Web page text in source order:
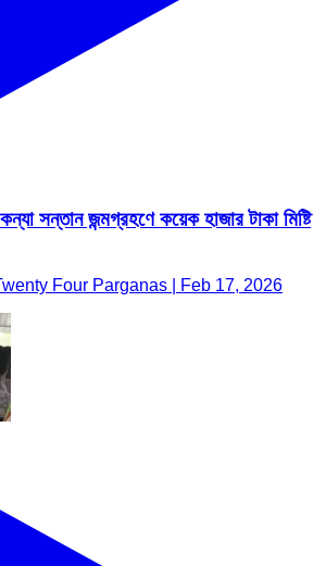
সন্তান জন্মগ্রহণে কয়েক হাজার টাকা মিষ্টি
Four Parganas | Feb 17, 2026